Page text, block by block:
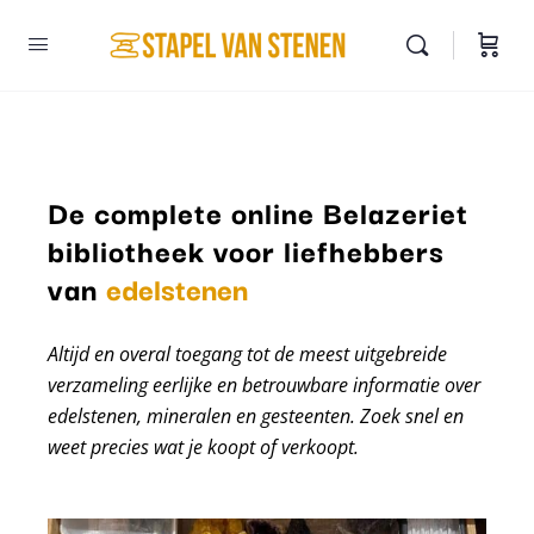
De complete online Belazeriet
bibliotheek voor liefhebbers
van
edelstenen
mineralen
Altijd en overal toegang tot de meest uitgebreide
verzameling eerlijke en betrouwbare informatie over
edelstenen, mineralen en gesteenten. Zoek snel en
weet precies wat je koopt of verkoopt.